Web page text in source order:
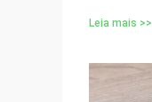
Leia mais >>